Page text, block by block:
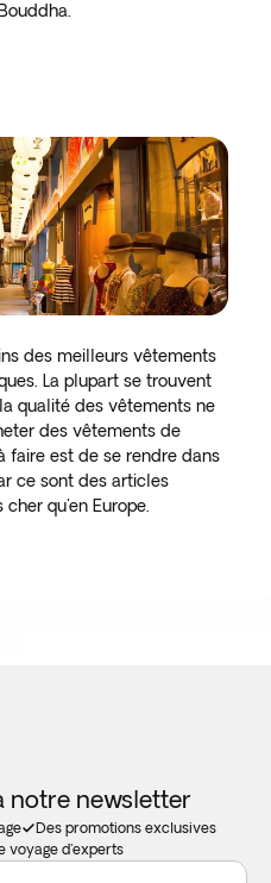
des meilleurs vêtements
La plupart se trouvent
qualité des vêtements ne
des vêtements de
faire est de se rendre dans
ce sont des articles
qu'en Europe.
notre newsletter
Des promotions exclusives
voyage d'experts